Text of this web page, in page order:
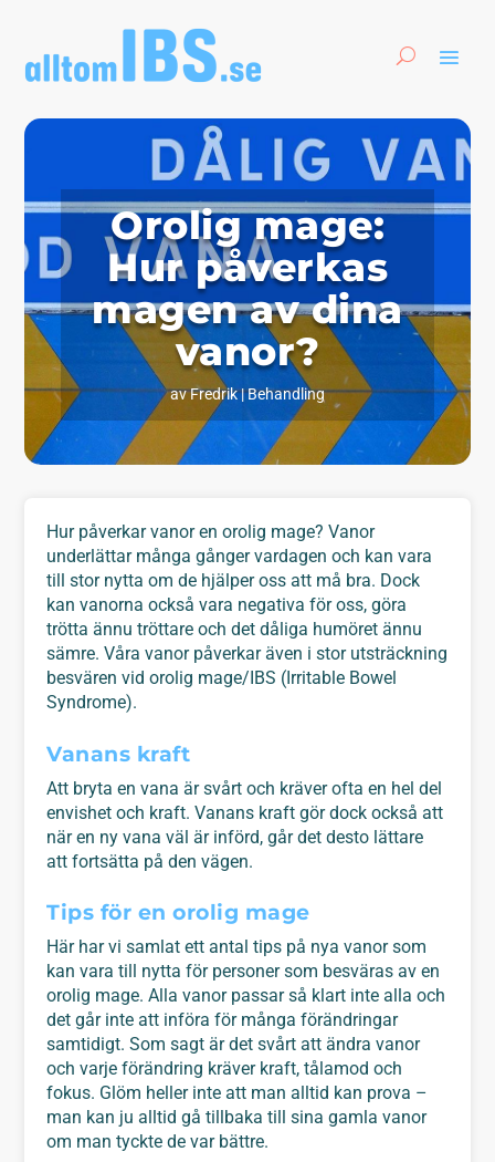
Orolig mage:
Hur påverkas
magen av dina
vanor?
avFredrik|Behandling
Hur påverkar vanor en orolig mage? Vanor
underlättar många gånger vardagen och kan vara
till stor nytta om de hjälper oss att må bra. Dock
kan vanorna också vara negativa för oss, göra
trötta ännu tröttare och det dåliga humöret ännu
sämre. Våra vanor påverkar även i stor utsträckning
besvären vid orolig mage/IBS (Irritable Bowel
Syndrome).
Vanans kraft
Att bryta en vana är svårt och kräver ofta en hel del
envishet och kraft. Vanans kraft gör dock också att
när en ny vana väl är införd, går det desto lättare
att fortsätta på den vägen.
Tips för en orolig mage
Här har vi samlat ett antal tips på nya vanor som
kan vara till nytta för personer som besväras av en
orolig mage. Alla vanor passar så klart inte alla och
det går inte att införa för många förändringar
samtidigt. Som sagt är det svårt att ändra vanor
och varje förändring kräver kraft, tålamod och
fokus. Glöm heller inte att man alltid kan prova –
man kan ju alltid gå tillbaka till sina gamla vanor
om man tyckte de var bättre.